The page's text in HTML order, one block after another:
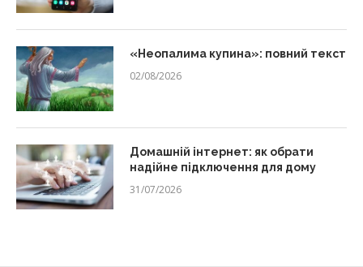
«Неопалима купина»: повний текст
02/08/2026
Домашній інтернет: як обрати
надійне підключення для дому
31/07/2026